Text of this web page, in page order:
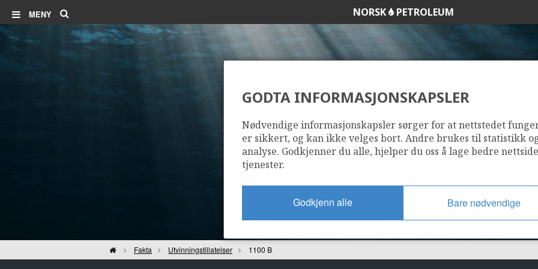
MENY NORSK PETROLEUM
1100 B
Hjem Fakta Utvinningstillatelser 1100 B
GODTA INFORMASJONSKAPSLER
Nødvendige informasjonskapsler sørger for at nettstedet
er sikkert, og kan ikke velges bort. Andre brukes til statistikk
analyse. Godkjenner du alle, hjelper du oss å lage bedre
tjenester.
Godkjenn alle Bare nødvendige